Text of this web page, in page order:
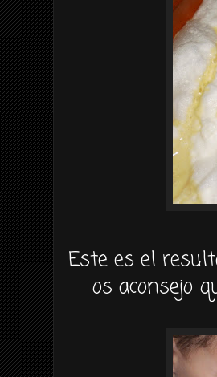
Este es el
os aconsejo